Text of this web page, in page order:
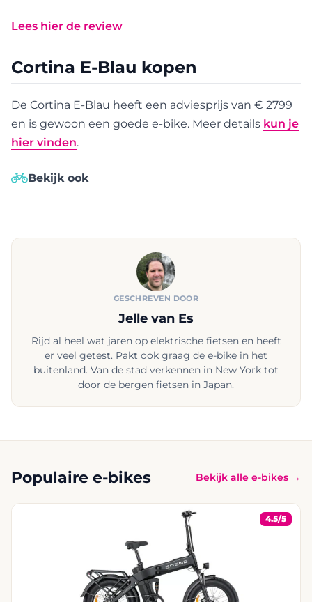
Lees hier de review
Cortina E-Blau kopen
De Cortina E-Blau heeft een adviesprijs van € 2799
en is gewoon een goede e-bike. Meer details kun je
hier vinden.
Bekijk ook
GESCHREVEN DOOR
Jelle van Es
Rijd al heel wat jaren op elektrische fietsen en heeft
er veel getest. Pakt ook graag de e-bike in het
buitenland. Van de stad verkennen in New York tot
door de bergen fietsen in Japan.
Populaire e-bikes Bekijk alle e-bikes →
4.5/5